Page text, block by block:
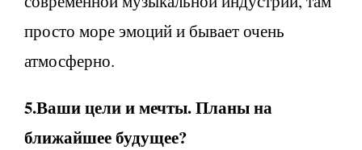
просто море эмоций и бывает очень
атмосферно.
5.Ваши цели и мечты. Планы на
ближайшее будущее?